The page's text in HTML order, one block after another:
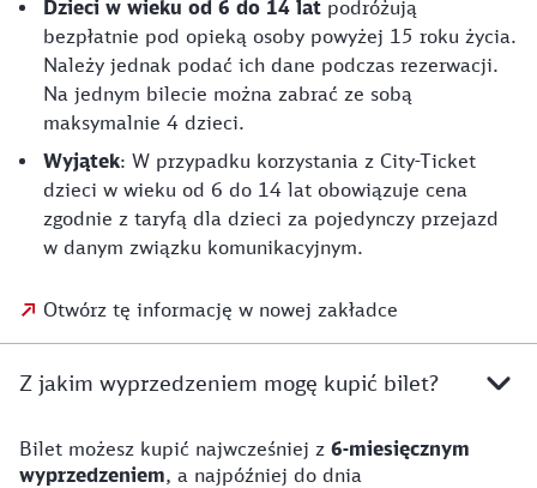
Dzieci w wieku od 6 do 14 lat podróżują
bezpłatnie pod opieką osoby powyżej 15 roku życia.
Należy jednak podać ich dane podczas rezerwacji.
Na jednym bilecie można zabrać ze sobą
maksymalnie 4 dzieci.
Wyjątek: W przypadku korzystania z City-Ticket
dzieci w wieku od 6 do 14 lat obowiązuje cena
zgodnie z taryfą dla dzieci za pojedynczy przejazd
w danym związku komunikacyjnym.
Otwórz tę informację w nowej zakładce
Z jakim wyprzedzeniem mogę kupić bilet?
Bilet możesz kupić najwcześniej z 6-miesięcznym
wyprzedzeniem, a najpóźniej do dnia